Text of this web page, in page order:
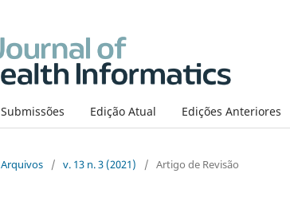
Submissões Edição Atual Edições Anteriores
Arquivos / v. 13 n. 3 (2021) / Artigo de Revisão